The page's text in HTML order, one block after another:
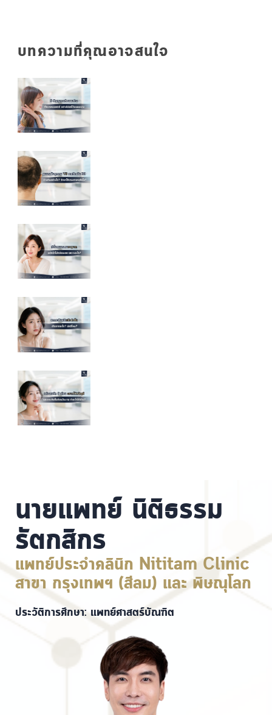
บทความที่คุณอาจสนใจ
นายแพทย์ นิติธรรม
รัตกสิกร
แพทย์ประจำคลินิก Nititam Clinic
สาขา กรุงเทพฯ (สีลม) และ พิษณุโลก
ประวัติการศึกษา: แพทย์ศาสตร์บัณฑิต